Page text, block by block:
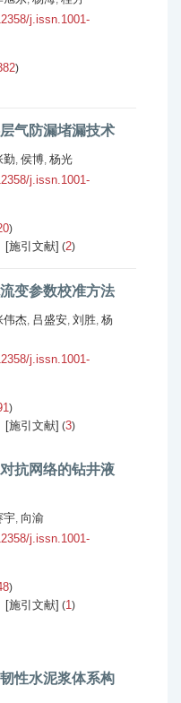
j.issn.1001-
)
气防漏堵漏技术
勤, 侯博, 杨光
j.issn.1001-
)
[施引文献] (2)
变参数校准方法
伟杰, 吕盛安, 刘胜, 杨
j.issn.1001-
)
[施引文献] (3)
抗网络的钻井液
宇, 向渝
j.issn.1001-
)
[施引文献] (1)
性水泥浆体系构